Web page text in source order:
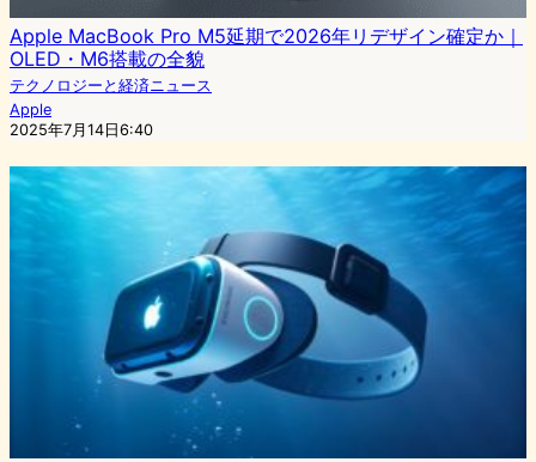
Apple MacBook Pro M5延期で2026年リデザイン確定か｜
OLED・M6搭載の全貌
テクノロジーと経済ニュース
Apple
2025年7月14日6:40